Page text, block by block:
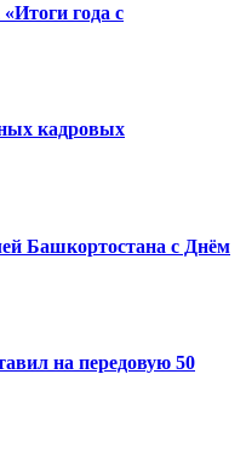
года с
кадровых
Башкортостана с Днём
на передовую 50